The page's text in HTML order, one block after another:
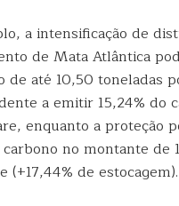
a intensificação de
de Mata Atlântica
de até 10,50 toneladas
a emitir 15,24% do
enquanto a proteção
no montante de
(+17,44% de estocagem).